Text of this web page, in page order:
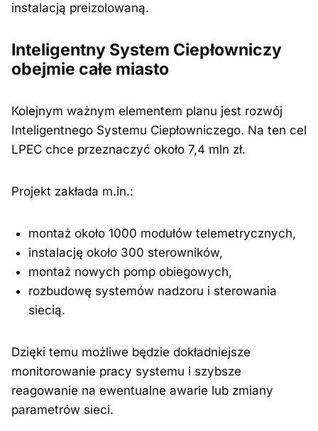
instalacją preizolowaną.
Inteligentny System Ciepłowniczy
obejmie całe miasto
Kolejnym ważnym elementem planu jest rozwój
Inteligentnego Systemu Ciepłowniczego. Na ten cel
LPEC chce przeznaczyć około 7,4 mln zł.
Projekt zakłada m.in.:
montaż około 1000 modułów telemetrycznych,
instalację około 300 sterowników,
montaż nowych pomp obiegowych,
rozbudowę systemów nadzoru i sterowania
siecią.
Dzięki temu możliwe będzie dokładniejsze
monitorowanie pracy systemu i szybsze
reagowanie na ewentualne awarie lub zmiany
parametrów sieci.